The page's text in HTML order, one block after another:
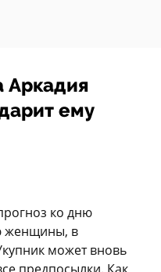
Аркадия
ему
ко дню
женщины, в
может вновь